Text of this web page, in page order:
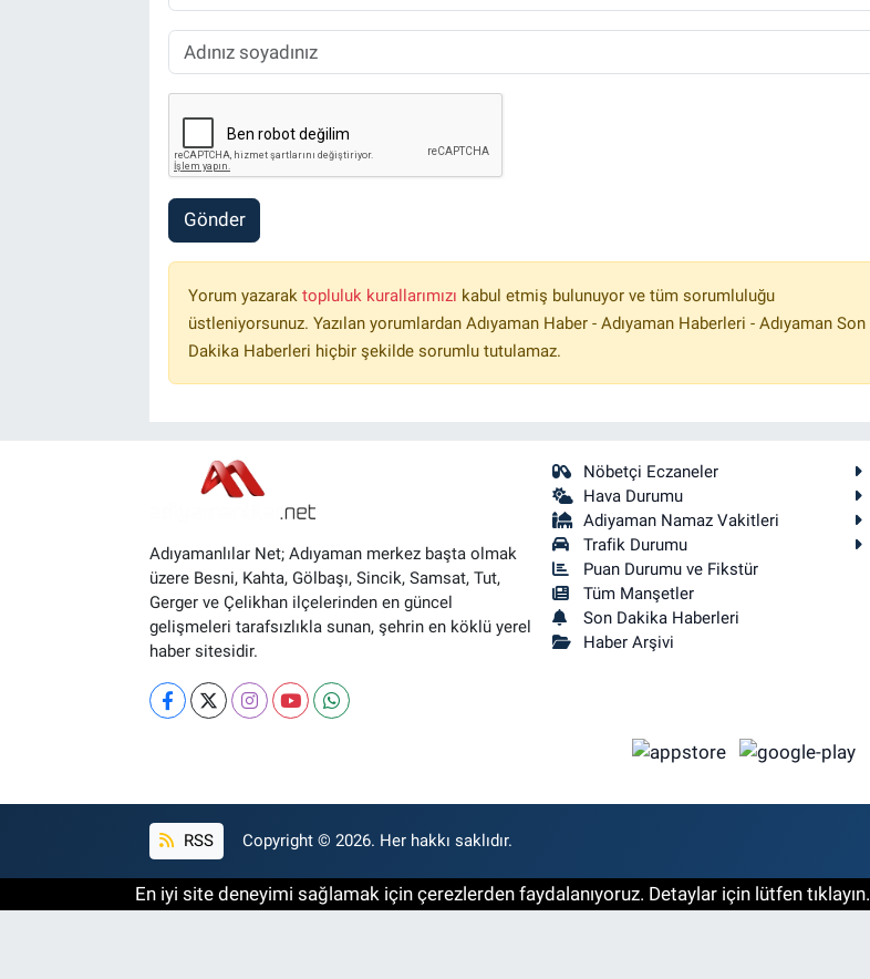
Gönder
Yorum yazarak topluluk kurallarımızı kabul etmiş bulunuyor ve tüm sorumluluğu
üstleniyorsunuz. Yazılan yorumlardan Adıyaman Haber - Adıyaman Haberleri - Adıyaman Son
Dakika Haberleri hiçbir şekilde sorumlu tutulamaz.
Adıyamanlılar Net; Adıyaman merkez başta olmak
üzere Besni, Kahta, Gölbaşı, Sincik, Samsat, Tut,
Gerger ve Çelikhan ilçelerinden en güncel
gelişmeleri tarafsızlıkla sunan, şehrin en köklü yerel
haber sitesidir.
Nöbetçi Eczaneler
Hava Durumu
Adiyaman Namaz Vakitleri
Trafik Durumu
Puan Durumu ve Fikstür
Tüm Manşetler
Son Dakika Haberleri
Haber Arşivi
RSS Copyright © 2026. Her hakkı saklıdır.
En iyi site deneyimi sağlamak için çerezlerden faydalanıyoruz. Detaylar için lütfen tıklayın.